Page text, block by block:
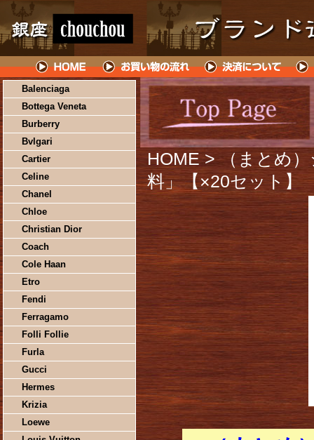
Balenciaga
Bottega Veneta
Burberry
Bvlgari
Cartier
Celine
Chanel
Chloe
Christian Dior
Coach
Cole Haan
Etro
Fendi
Ferragamo
Folli Follie
Furla
Gucci
Hermes
Krizia
Loewe
HOME > （まとめ
料」【×20セット】